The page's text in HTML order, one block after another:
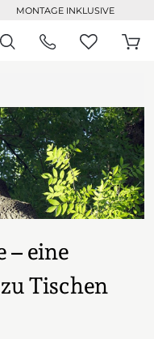
MONTAGE INKLUSIVE
– eine
Tischen